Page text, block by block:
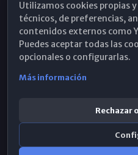
Hemeroteca
WhatsApp
Utilizamos cookies propias
técnicos, de preferencias,
contenidos externos como
Puedes aceptar todas las
opcionales o configurarlas.
Más información
Rechazar